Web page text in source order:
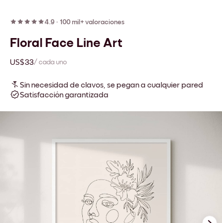
4.9 · 100 mil+ valoraciones
Floral Face Line Art
US$33/ cada uno
Sin necesidad de clavos, se pegan a cualquier pared
Satisfacción garantizada